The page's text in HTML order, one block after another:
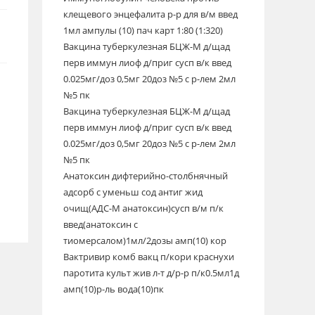
клещевого энцефалита р-р для в/м введ
1мл ампулы (10) пач карт 1:80 (1:320)
Вакцина туберкулезная БЦЖ-М д/щад
перв иммун лиоф д/приг сусп в/к введ
0.025мг/доз 0,5мг 20доз №5 с р-лем 2мл
№5 пк
Вакцина туберкулезная БЦЖ-М д/щад
перв иммун лиоф д/приг сусп в/к введ
0.025мг/доз 0,5мг 20доз №5 с р-лем 2мл
№5 пк
Анатоксин дифтерийно-столбнячный
адсорб с уменьш сод антиг жид
очищ(АДС-М анатоксин)сусп в/м п/к
введ(анатоксин с
тиомерсалом)1мл/2дозы амп(10) кор
Вактривир комб вакц п/кори краснухи
паротита культ жив л-т д/р-р п/к0.5мл1д
амп(10)р-ль вода(10)пк